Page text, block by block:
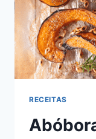
RECEITAS